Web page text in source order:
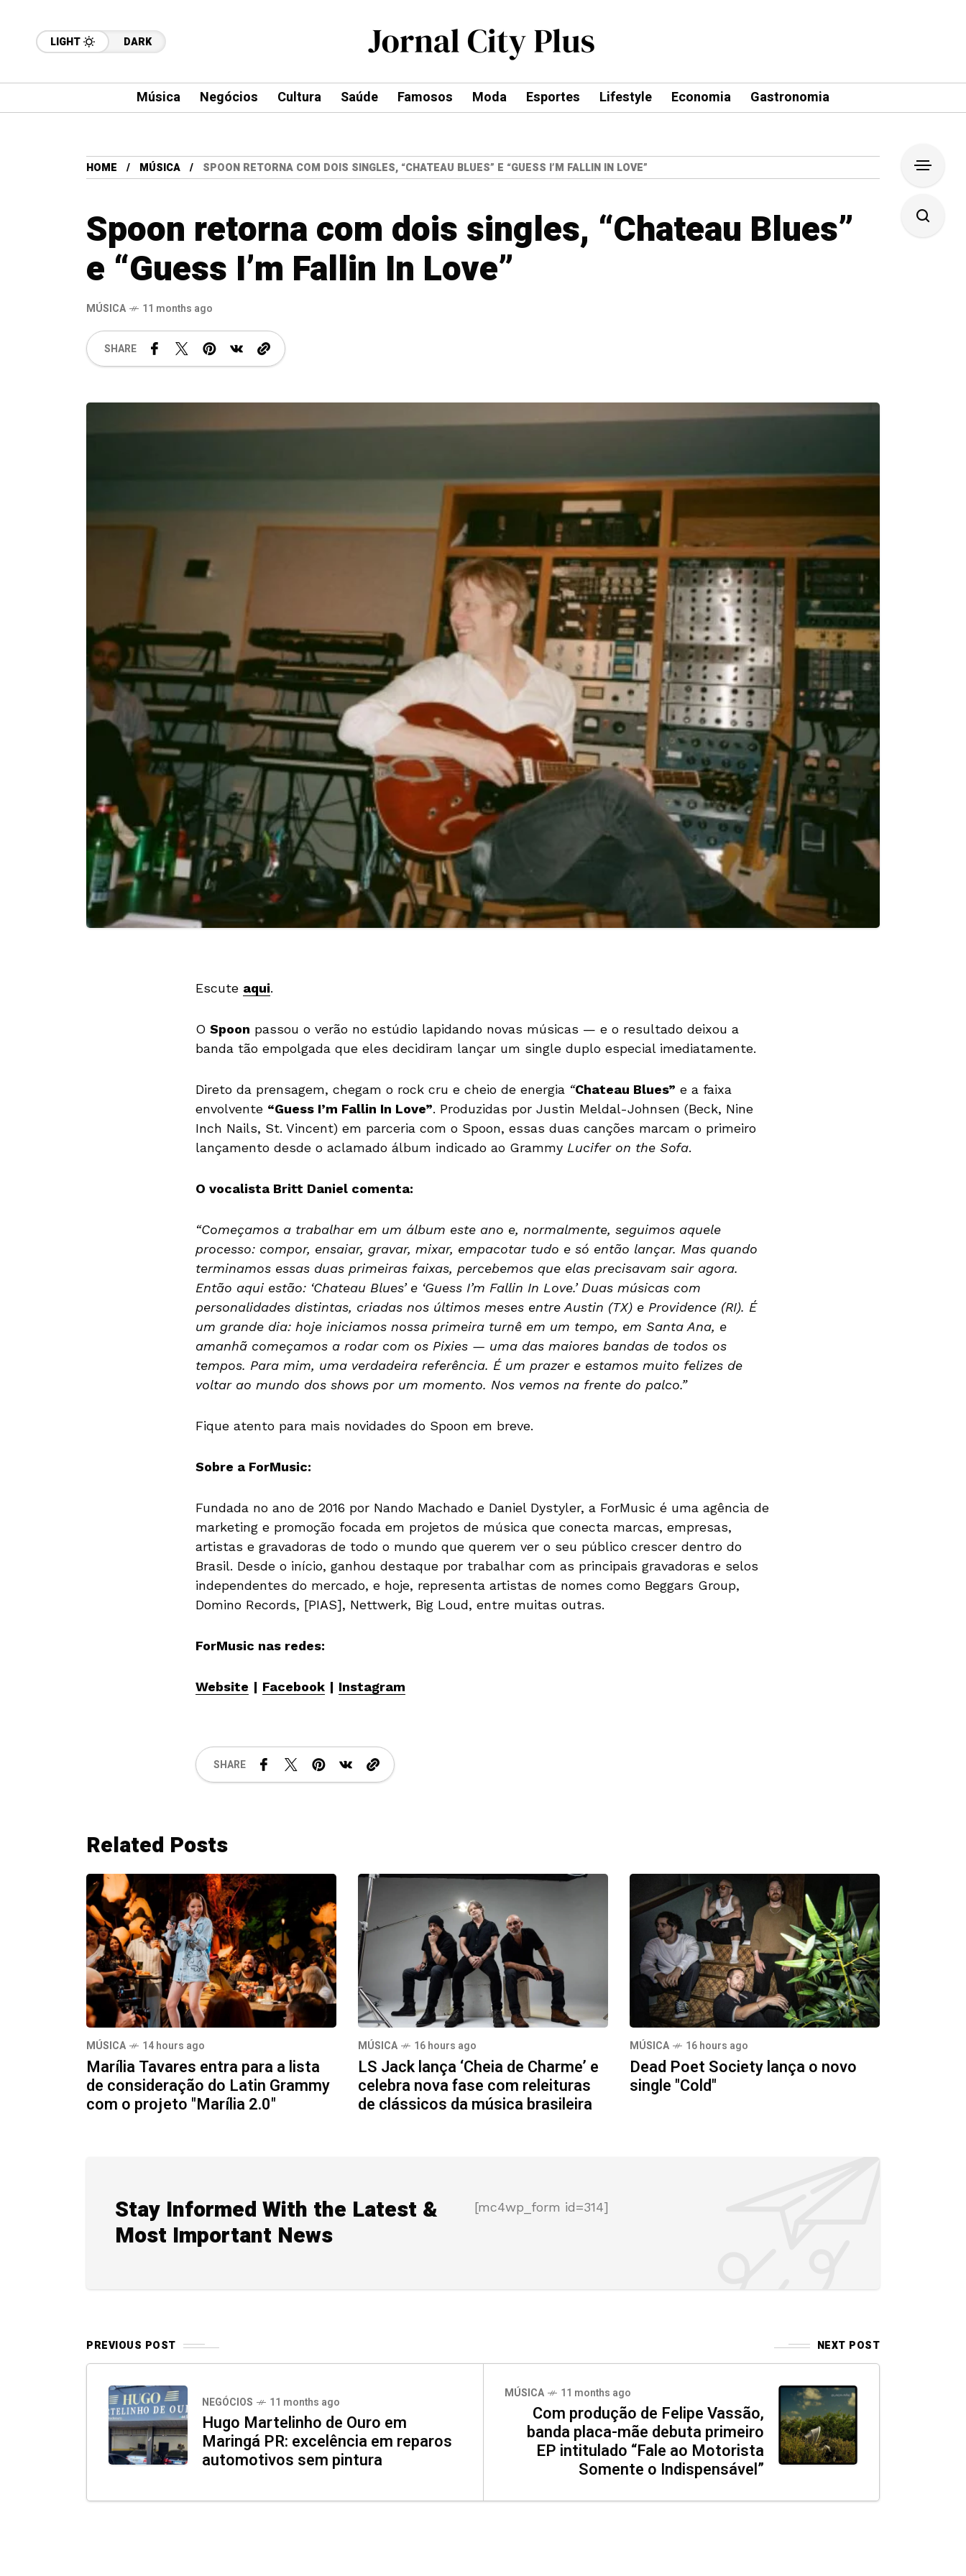
LIGHT DARK
Música Negócios Cultura Saúde Famosos Moda Esportes Lifestyle Economia Gastronomia
HOME MÚSICA SPOON RETORNA COM DOIS SINGLES, “CHATEAU BLUES” E “GUESS I’M FALLIN IN LOVE”
Spoon retorna com dois singles, “Chateau Blues”
e “Guess I’m Fallin In Love”
MÚSICA 11 months ago
SHARE
Escute aqui.
O Spoon passou o verão no estúdio lapidando novas músicas — e o resultado deixou a
banda tão empolgada que eles decidiram lançar um single duplo especial imediatamente.
Direto da prensagem, chegam o rock cru e cheio de energia “Chateau Blues” e a faixa
envolvente “Guess I’m Fallin In Love”. Produzidas por Justin Meldal-Johnsen (Beck, Nine
Inch Nails, St. Vincent) em parceria com o Spoon, essas duas canções marcam o primeiro
lançamento desde o aclamado álbum indicado ao Grammy Lucifer on the Sofa.
O vocalista Britt Daniel comenta:
“Começamos a trabalhar em um álbum este ano e, normalmente, seguimos aquele
processo: compor, ensaiar, gravar, mixar, empacotar tudo e só então lançar. Mas quando
terminamos essas duas primeiras faixas, percebemos que elas precisavam sair agora.
Então aqui estão: ‘Chateau Blues’ e ‘Guess I’m Fallin In Love.’ Duas músicas com
personalidades distintas, criadas nos últimos meses entre Austin (TX) e Providence (RI). É
um grande dia: hoje iniciamos nossa primeira turnê em um tempo, em Santa Ana, e
amanhã começamos a rodar com os Pixies — uma das maiores bandas de todos os
tempos. Para mim, uma verdadeira referência. É um prazer e estamos muito felizes de
voltar ao mundo dos shows por um momento. Nos vemos na frente do palco.”
Fique atento para mais novidades do Spoon em breve.
Sobre a ForMusic:
Fundada no ano de 2016 por Nando Machado e Daniel Dystyler, a ForMusic é uma agência de
marketing e promoção focada em projetos de música que conecta marcas, empresas,
artistas e gravadoras de todo o mundo que querem ver o seu público crescer dentro do
Brasil. Desde o início, ganhou destaque por trabalhar com as principais gravadoras e selos
independentes do mercado, e hoje, representa artistas de nomes como Beggars Group,
Domino Records, [PIAS], Nettwerk, Big Loud, entre muitas outras.
ForMusic nas redes:
Website | Facebook | Instagram
SHARE
Related Posts
MÚSICA 14 hours ago
Marília Tavares entra para a lista
de consideração do Latin Grammy
com o projeto "Marília 2.0"
MÚSICA 16 hours ago
LS Jack lança ‘Cheia de Charme’ e
celebra nova fase com releituras
de clássicos da música brasileira
MÚSICA 16 hours ago
Dead Poet Society lança o novo
single "Cold"
Stay Informed With the Latest &
Most Important News
[mc4wp_form id=314]
PREVIOUS POST NEXT POST
NEGÓCIOS 11 months ago
Hugo Martelinho de Ouro em
Maringá PR: excelência em reparos
automotivos sem pintura
MÚSICA 11 months ago
Com produção de Felipe Vassão,
banda placa-mãe debuta primeiro
EP intitulado “Fale ao Motorista
Somente o Indispensável”